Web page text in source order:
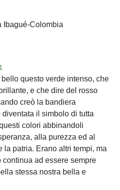
Ibagué-Colombia
questo verde intenso, che
e che dire del rosso
creò la bandiera
il simbolo di tutta
colori abbinandoli
alla purezza ed al
la patria. Erano altri tempi, ma
continua ad essere sempre
stessa nostra bella e